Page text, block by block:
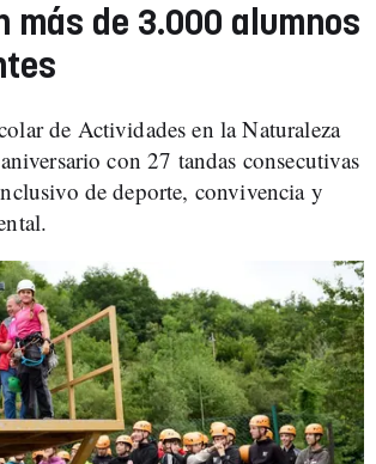
más de 3.000 alumnos
de Actividades en la Naturaleza
con 27 tandas consecutivas
de deporte, convivencia y